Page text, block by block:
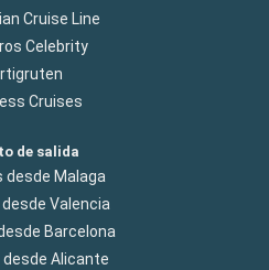
Cruise Line
Celebrity
Cruises
de salida
desde Malaga
Valencia
Barcelona
Alicante